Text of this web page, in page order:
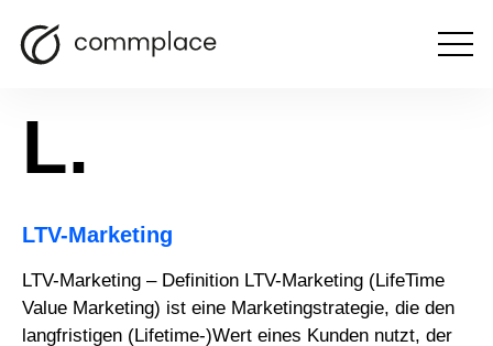
zurückkehren
L.
LTV-Marketing
LTV-Marketing – Definition LTV-Marketing (LifeTime
Value Marketing) ist eine Marketingstrategie, die den
langfristigen (Lifetime-)Wert eines Kunden nutzt, der